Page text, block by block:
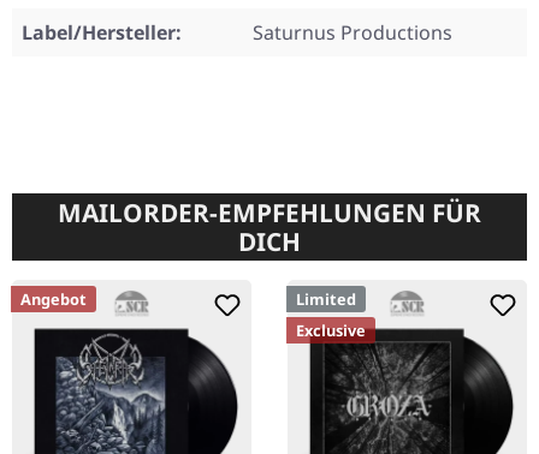
Label/Hersteller:
Saturnus Productions
MAILORDER-EMPFEHLUNGEN FÜR
DICH
Angebot
Limited
Exclusive